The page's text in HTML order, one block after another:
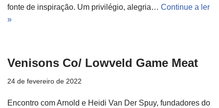
fonte de inspiração. Um privilégio, alegria… Continue a ler
»
Venisons Co/ Lowveld Game Meat
24 de fevereiro de 2022
Encontro com Arnold e Heidi Van Der Spuy, fundadores do